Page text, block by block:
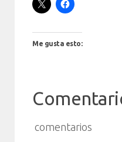
Me gusta esto:
comentarios